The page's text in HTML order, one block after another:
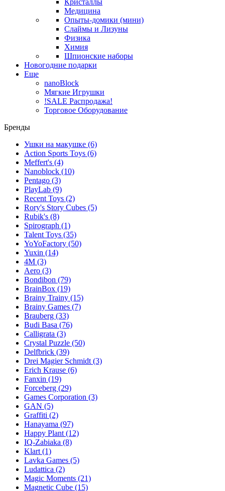
Кристаллы
Медицина
Опыты-домики (мини)
Слаймы и Лизуны
Физика
Химия
Шпионские наборы
Новогодние подарки
Еще
nanoBlock
Мягкие Игрушки
!SALE Распродажа!
Торговое Оборудование
Бренды
Ушки на макушке (6)
Action Sports Toys (6)
Meffert's (4)
Nanoblock (10)
Pentago (3)
PlayLab (9)
Recent Toys (2)
Rory's Story Cubes (5)
Rubik's (8)
Spirograph (1)
Talent Toys (35)
YoYoFactory (50)
Yuxin (14)
4M (3)
Aero (3)
Bondibon (79)
BrainBox (19)
Brainy Trainy (15)
Brainy Games (7)
Brauberg (33)
Budi Basa (76)
Calligrata (3)
Crystal Puzzle (50)
Delfbrick (39)
Drei Magier Schmidt (3)
Erich Krause (6)
Fanxin (19)
Forceberg (29)
Games Corporation (3)
GAN (5)
Graffiti (2)
Hanayama (97)
Happy Plant (12)
IQ-Zabiaka (8)
Klart (1)
Lavka Games (5)
Ludattica (2)
Magic Moments (21)
Magnetic Cube (15)